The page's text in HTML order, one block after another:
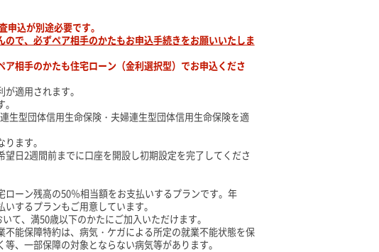
込が別途必要です。
で、必ずペア相手のかたもお申込手続きをお願いいたしま
相手のかたも住宅ローン（金利選択型）でお申込くださ
適用されます。
生型団体信用生命保険・夫婦連生型団体信用生命保険を適
ます。
日2週間前までに口座を開設し初期設定を完了してくださ
ーン残高の50％相当額をお支払いするプランです。年
するプランもご用意しています。
て、満50歳以下のかたにご加入いただけます。
能保障特約は、病気・ケガによる所定の就業不能状態を保
、一部保障の対象とならない病気等があります。